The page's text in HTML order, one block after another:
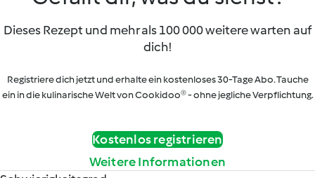
Dieses Rezept und mehr als 100 000 weitere warten auf
dich!
Registriere dich jetzt und erhalte ein kostenloses 30-Tage Abo. Tauche
ein in die kulinarische Welt von Cookidoo® - ohne jegliche Verpflichtung.
Kostenlos registrieren
Weitere Informationen